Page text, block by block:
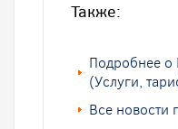
Также:
Подробнее
(Услуги,
Все новости